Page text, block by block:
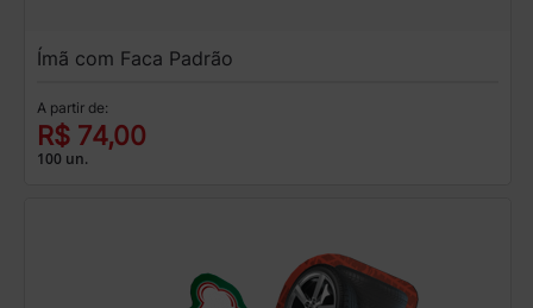
Ímã com Faca Padrão
A partir de:
R$ 74,00
100 un.